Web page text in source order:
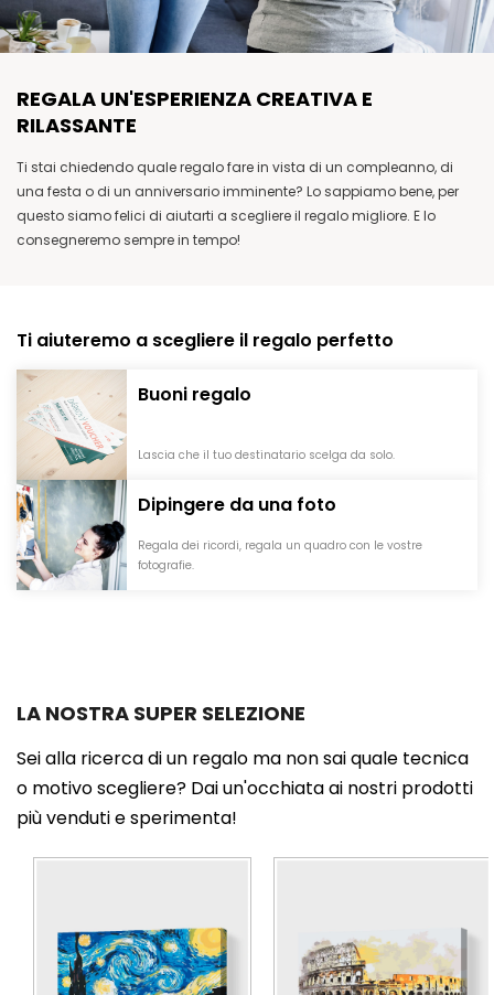
REGALA UN'ESPERIENZA CREATIVA E
RILASSANTE
Ti stai chiedendo quale regalo fare in vista di un compleanno, di
una festa o di un anniversario imminente? Lo sappiamo bene, per
questo siamo felici di aiutarti a scegliere il regalo migliore. E lo
consegneremo sempre in tempo!
Ti aiuteremo a scegliere il regalo perfetto
Buoni regalo
Lascia che il tuo destinatario scelga da solo.
Dipingere da una foto
Regala dei ricordi, regala un quadro con le vostre
fotografie.
LA NOSTRA SUPER SELEZIONE
Sei alla ricerca di un regalo ma non sai quale tecnica
o motivo scegliere? Dai un'occhiata ai nostri prodotti
più venduti e sperimenta!